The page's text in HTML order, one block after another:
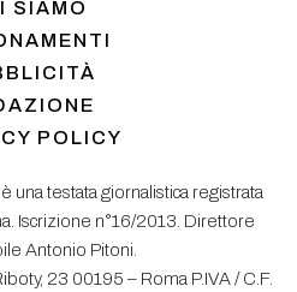
SIAMO
POLICY
una testata giornalistica registrata
Iscrizione n°16/2013. Direttore
Antonio Pitoni.
23 00195 – Roma P.IVA / C.F.